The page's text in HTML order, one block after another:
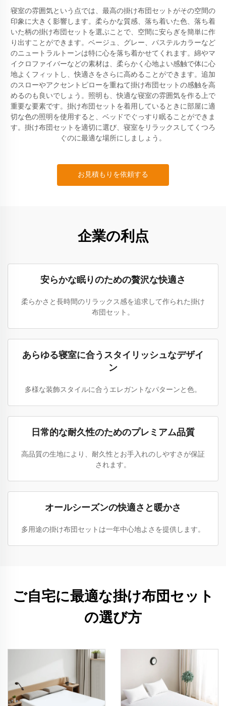
寝室の雰囲気という点では、最高の掛け布団セットがその空間の
印象に大きく影響します。柔らかな質感、落ち着いた色、落ち着
いた柄の掛け布団セットを選ぶことで、空間に安らぎを簡単に作
り出すことができます。ベージュ、グレー、パステルカラーなど
のニュートラルトーンは特に心を落ち着かせてくれます。綿やマ
イクロファイバーなどの素材は、柔らかく心地よい感触で体に心
地よくフィットし、快適さをさらに高めることができます。追加
のスローやアクセントピローを重ねて掛け布団セットの感触を高
めるのも良いでしょう。照明も、快適な寝室の雰囲気を作る上で
重要な要素です。掛け布団セットを着用しているときに部屋に適
切な色の照明を使用すると、ベッドでぐっすり眠ることができま
す。掛け布団セットを適切に選び、寝室をリラックスしてくつろ
ぐのに最適な場所にしましょう。
お見積もりを依頼する
企業の利点
安らかな眠りのための贅沢な快適さ
柔らかさと長時間のリラックス感を追求して作られた掛け
布団セット。
あらゆる寝室に合うスタイリッシュなデザイ
ン
多様な装飾スタイルに合うエレガントなパターンと色。
日常的な耐久性のためのプレミアム品質
高品質の生地により、耐久性とお手入れのしやすさが保証
されます。
オールシーズンの快適さと暖かさ
多用途の掛け布団セットは一年中心地よさを提供します。
ご自宅に最適な掛け布団セット
の選び方